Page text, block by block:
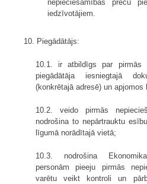
nepieciešamības preču
iedzīvotājiem.
10. Piegādātājs:
10.1. ir atbildīgs par pirmās
piegādātāja iesniegtajā
(konkrētajā adresē) un
10.2. veido pirmās
nodrošina to nepārtrauktu
līgumā norādītajā vietā;
10.3. nodrošina
personām pieeju pirmās
varētu veikt kontroli un